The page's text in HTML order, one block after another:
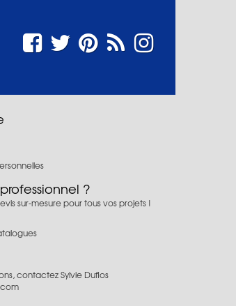
?
sur-mesure pour tous vos projets !
contactez Sylvie Duflos